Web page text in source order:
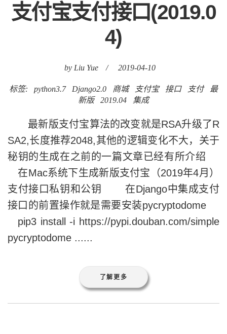
支付宝支付接口(2019.0
4)
by Liu Yue / 2019-04-10
标签: python3.7 Django2.0 商城 支付宝 接口 支付
最
新版
2019.04 集成
最新版支付宝算法的改变就是RSA升级了R
SA2,长度推荐2048,其他的逻辑变化不大，关于
秘钥的生成在之前的一篇文章已经有所介绍
在Mac系统下生成新版支付宝（2019年4月）
支付接口私钥和公钥 在Django中集成支付
接口的前置操作就是需要安装pycryptodome
pip3 install -i https://pypi.douban.com/simple
pycryptodome ......
了解更多